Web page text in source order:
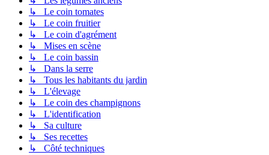
↳ Le coin tomates
↳ Le coin fruitier
↳ Le coin d'agrément
↳ Mises en scène
↳ Le coin bassin
↳ Dans la serre
↳ Tous les habitants du jardin
↳ L'élevage
↳ Le coin des champignons
↳ L'identification
↳ Sa culture
↳ Ses recettes
↳ Côté techniques